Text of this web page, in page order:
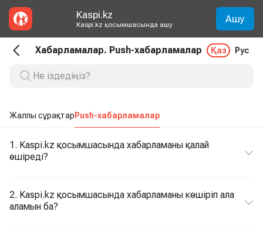
Kaspi.kz
Kaspi.kz қосымшасында ашу Ашу
Хабарламалар. Push-хабарламалар Қаз Рус
Жалпы сұрақтарPush-хабарламалар
1. Kaspi.kz қосымшасында хабарламаны қалай
өшіреді?
2. Kaspi.kz қосымшасында хабарламаны көшіріп ала
аламын ба?